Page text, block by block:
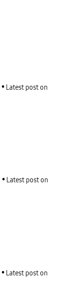
Latest post on
Latest post on
Latest post on